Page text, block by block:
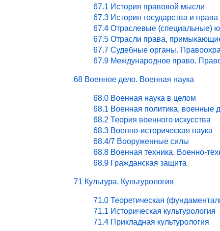
67.1 История правовой мысли
67.3 История государства и права
67.4 Отраслевые (специальные)
67.5 Отрасли права,
67.7 Судебные органы.
67.9 Международное право.
68 Военное дело. Военная наука
68.0 Военная наука в целом
68.1 Военная политика, военные
68.2 Теория военного искусства
68.3 Военно-историческая наука
68.4/7 Вооруженные силы
68.8 Военная техника. Военно-
68.9 Гражданская защита
71 Культура. Культурология
71.0 Теоретическая
71.1 Историческая культурология
71.4 Прикладная культурология